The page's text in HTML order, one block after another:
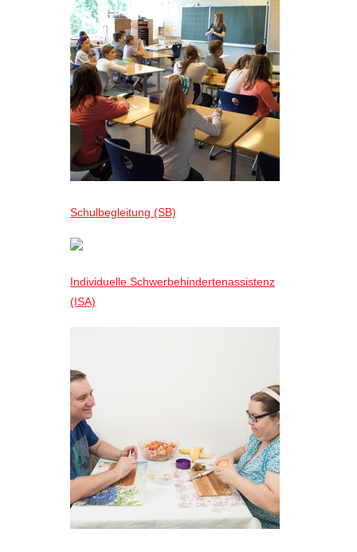
Schulbegleitung (SB)
Individuelle Schwerbehindertenassistenz
(ISA)